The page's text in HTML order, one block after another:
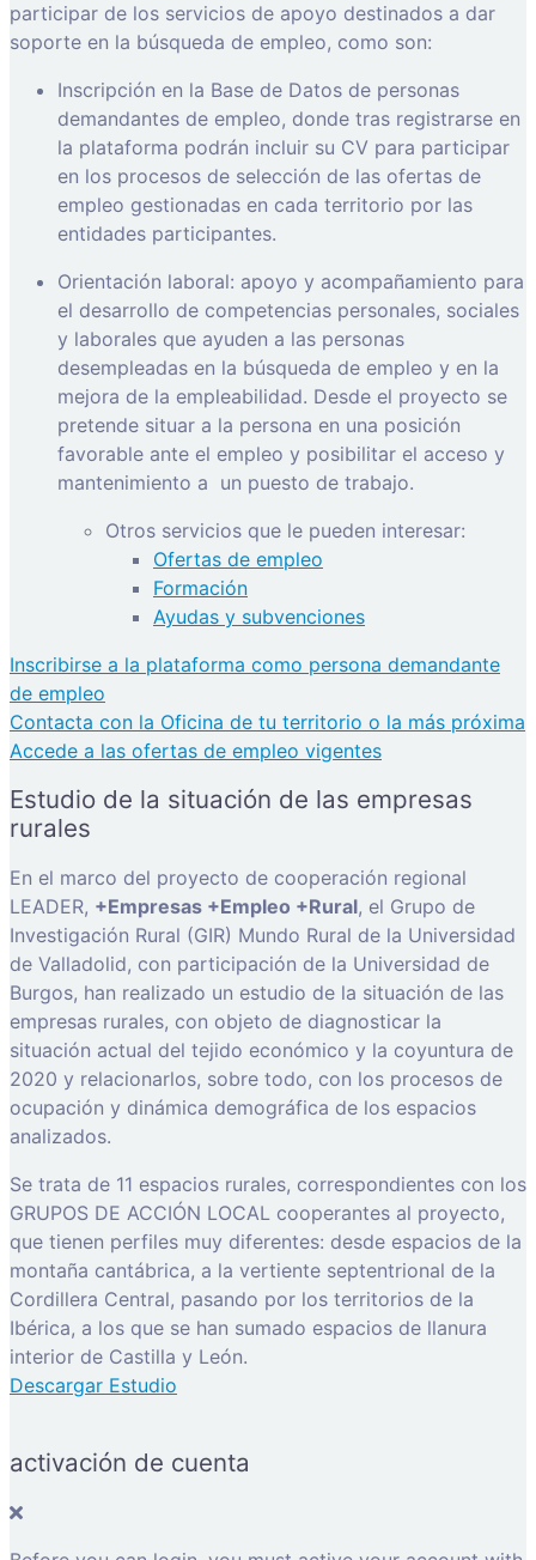
participar de los servicios de apoyo destinados a dar
soporte en la búsqueda de empleo, como son:
Inscripción en la Base de Datos de personas
demandantes de empleo, donde tras registrarse en
la plataforma podrán incluir su CV para participar
en los procesos de selección de las ofertas de
empleo gestionadas en cada territorio por las
entidades participantes.
Orientación laboral: apoyo y acompañamiento para
el desarrollo de competencias personales, sociales
y laborales que ayuden a las personas
desempleadas en la búsqueda de empleo y en la
mejora de la empleabilidad. Desde el proyecto se
pretende situar a la persona en una posición
favorable ante el empleo y posibilitar el acceso y
mantenimiento a un puesto de trabajo.
Otros servicios que le pueden interesar:
Ofertas de empleo
Formación
Ayudas y subvenciones
Inscribirse a la plataforma como persona demandante
de empleo
Contacta con la Oficina de tu territorio o la más próxima
Accede a las ofertas de empleo vigentes
Estudio de la situación de las empresas
rurales
En el marco del proyecto de cooperación regional
LEADER, +Empresas +Empleo +Rural, el Grupo de
Investigación Rural (GIR) Mundo Rural de la Universidad
de Valladolid, con participación de la Universidad de
Burgos, han realizado un estudio de la situación de las
empresas rurales, con objeto de diagnosticar la
situación actual del tejido económico y la coyuntura de
2020 y relacionarlos, sobre todo, con los procesos de
ocupación y dinámica demográfica de los espacios
analizados.
Se trata de 11 espacios rurales, correspondientes con los
GRUPOS DE ACCIÓN LOCAL cooperantes al proyecto,
que tienen perfiles muy diferentes: desde espacios de la
montaña cantábrica, a la vertiente septentrional de la
Cordillera Central, pasando por los territorios de la
Ibérica, a los que se han sumado espacios de llanura
interior de Castilla y León.
Descargar Estudio
activación de cuenta